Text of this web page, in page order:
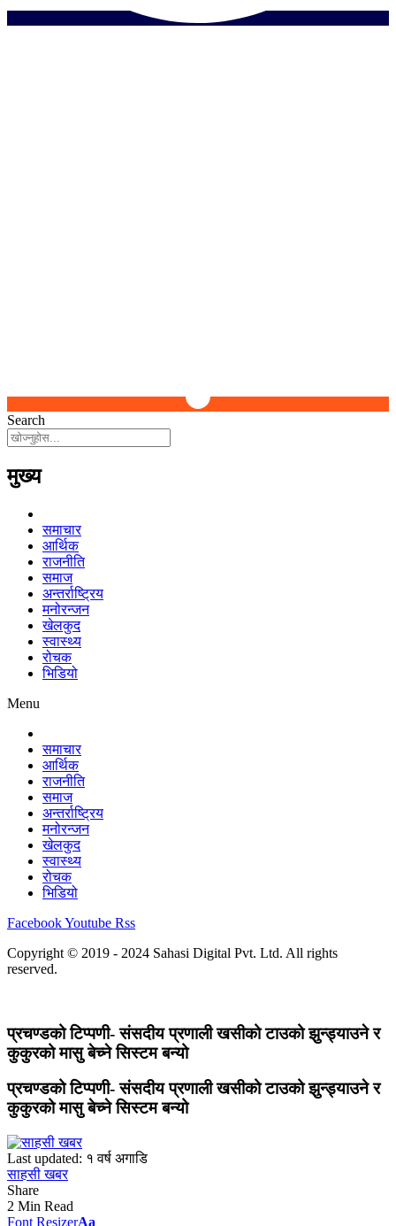
Search
मुख्य
समाचार
आर्थिक
राजनीति
समाज
अन्तर्राष्ट्रिय
मनोरन्जन
खेलकुद
स्वास्थ्य
रोचक
भिडियो
Menu
समाचार
आर्थिक
राजनीति
समाज
अन्तर्राष्ट्रिय
मनोरन्जन
खेलकुद
स्वास्थ्य
रोचक
भिडियो
FacebookYoutube Rss
Copyright © 2019 - 2024 Sahasi Digital Pvt. Ltd. All rights
reserved.
प्रचण्डको टिप्पणी- संसदीय प्रणाली खसीको टाउको झुन्ड्याउने र
कुकुरको मासु बेच्ने सिस्टम बन्यो
प्रचण्डको टिप्पणी- संसदीय प्रणाली खसीको टाउको झुन्ड्याउने र
कुकुरको मासु बेच्ने सिस्टम बन्यो
Last updated: १ वर्ष अगाडि
साहसी खबर
Share
2 Min Read
Font ResizerAa